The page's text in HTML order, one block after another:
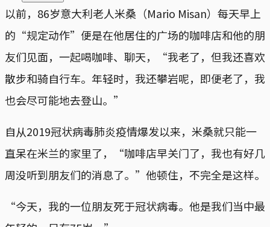
以前，86岁意大利老人米桑（Mario Misan）每天早上
的“规定动作”便是在他居住的广场的咖啡店和他的朋
友们见面，一起喝咖啡、聊天，“我老了，但我还喜欢
散步和骑自行车。年轻时，我还攀岩呢，即便老了，我
也会尽可能地去登山。”
自从2019冠状病毒肺炎疫情爆发以来，米桑就只能一
直呆在米兰的家里了，“咖啡店早关门了，我也有好几
周没听到朋友们的消息了。”他顿住，不完全是这样。
“今天，我的一位朋友死于冠状病毒。他是我们当中最